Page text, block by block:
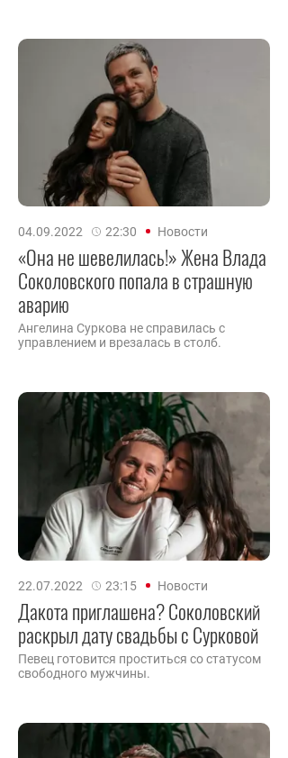
04.09.2022 22:30 Новости
«Она не шевелилась!» Жена Влада
Соколовского попала в страшную
аварию
Ангелина Суркова не справилась с
управлением и врезалась в столб.
22.07.2022 23:15 Новости
Дакота приглашена? Соколовский
раскрыл дату свадьбы с Сурковой
Певец готовится проститься со статусом
свободного мужчины.